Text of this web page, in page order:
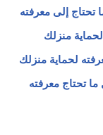
إلى معرفته
منزلك
لحماية منزلك
تحتاج معرفته